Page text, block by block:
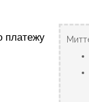
платежу